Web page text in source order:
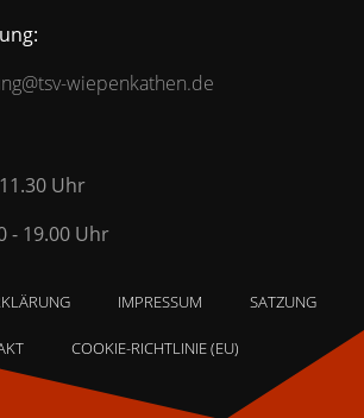
Uhr
- 19.00 Uhr
wiepenkathen.de
IMPRESSUM SATZUNG
COOKIE-RICHTLINIE (EU)